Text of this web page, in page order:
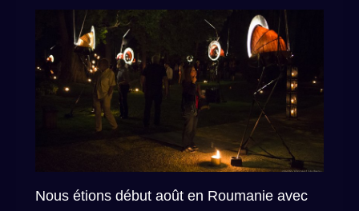
Nous étions début août en Roumanie avec